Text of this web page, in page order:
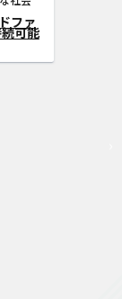
題解決に向けたク
活用法と未来展望
】